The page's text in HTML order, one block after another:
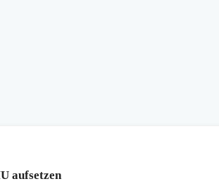
aufsetzen